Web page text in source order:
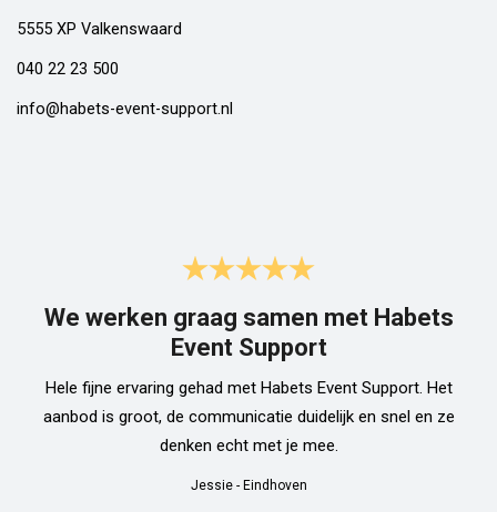
5555 XP Valkenswaard
040 22 23 500
info@habets-event-support.nl
We werken graag samen met Habets
Event Support
Hele fijne ervaring gehad met Habets Event Support. Het
aanbod is groot, de communicatie duidelijk en snel en ze
denken echt met je mee.
Jessie - Eindhoven